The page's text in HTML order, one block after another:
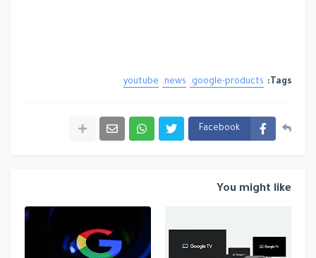
Tags:
google-products
news
youtube
Facebook
You might like